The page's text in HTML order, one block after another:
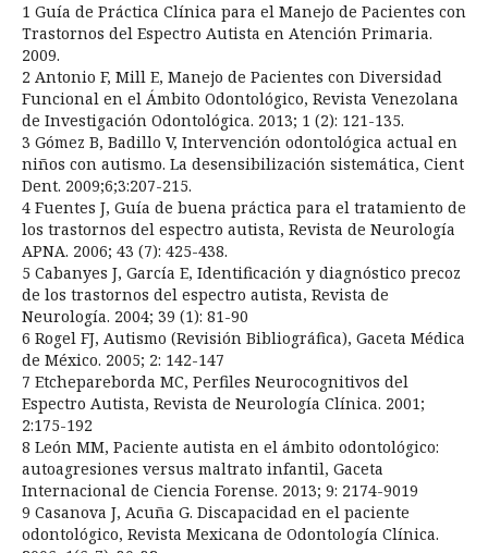
1 Guía de Práctica Clínica para el Manejo de Pacientes con
Trastornos del Espectro Autista en Atención Primaria.
2009.
2 Antonio F, Mill E, Manejo de Pacientes con Diversidad
Funcional en el Ámbito Odontológico, Revista Venezolana
de Investigación Odontológica. 2013; 1 (2): 121-135.
3 Gómez B, Badillo V, Intervención odontológica actual en
niños con autismo. La desensibilización sistemática, Cient
Dent. 2009;6;3:207-215.
4 Fuentes J, Guía de buena práctica para el tratamiento de
los trastornos del espectro autista, Revista de Neurología
APNA. 2006; 43 (7): 425-438.
5 Cabanyes J, García E, Identificación y diagnóstico precoz
de los trastornos del espectro autista, Revista de
Neurología. 2004; 39 (1): 81-90
6 Rogel FJ, Autismo (Revisión Bibliográfica), Gaceta Médica
de México. 2005; 2: 142-147
7 Etchepareborda MC, Perfiles Neurocognitivos del
Espectro Autista, Revista de Neurología Clínica. 2001;
2:175-192
8 León MM, Paciente autista en el ámbito odontológico:
autoagresiones versus maltrato infantil, Gaceta
Internacional de Ciencia Forense. 2013; 9: 2174-9019
9 Casanova J, Acuña G. Discapacidad en el paciente
odontológico, Revista Mexicana de Odontología Clínica.